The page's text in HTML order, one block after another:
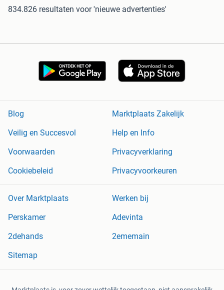
834.826 resultaten voor 'nieuwe advertenties'
Blog
Marktplaats Zakelijk
Veilig en Succesvol
Help en Info
Voorwaarden
Privacyverklaring
Cookiebeleid
Privacyvoorkeuren
Over Marktplaats
Werken bij
Perskamer
Adevinta
2dehands
2ememain
Sitemap